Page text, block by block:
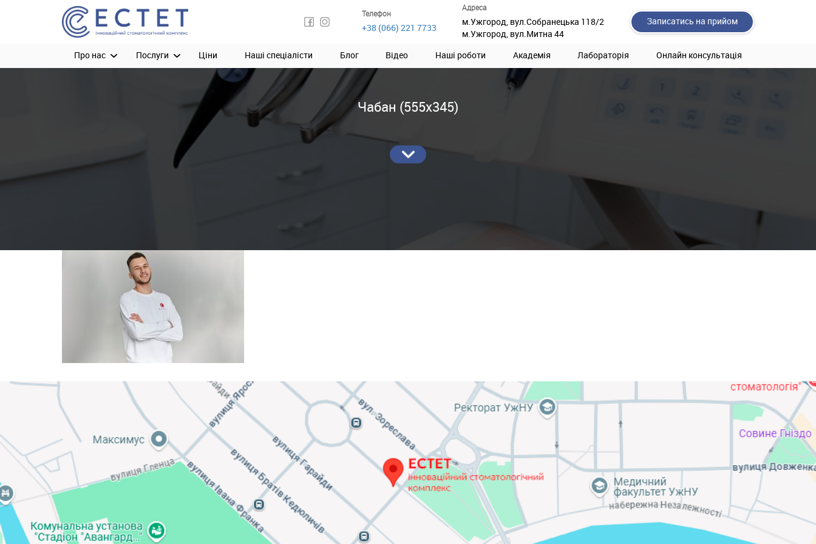
Телефон
+38 (066) 221 7733
Адреса
м.Ужгород, вул.Собранецька 118/2
м.Ужгород, вул.Митна 44
Записатись на прийом
Про нас Послуги Ціни Наші спеціалісти Блог Відео Наші роботи Академія Лабораторія Онлайн консультація
Чабан (555х345)